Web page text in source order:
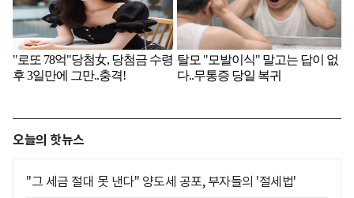
오늘의 핫뉴스
"그 세금 절대 못 낸다" 양도세 공포, 부자들의 '절세법'